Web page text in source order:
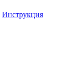
Инструкция